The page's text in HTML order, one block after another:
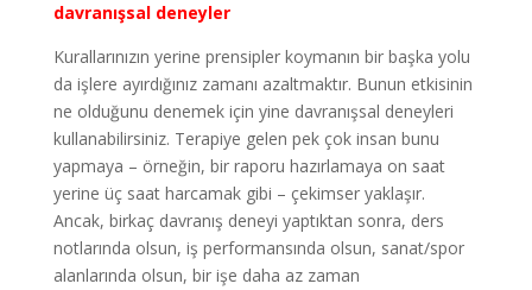
davranışsal deneyler
Kurallarınızın yerine prensipler koymanın bir başka yolu
da işlere ayırdığınız zamanı azaltmaktır. Bunun etkisinin
ne olduğunu denemek için yine davranışsal deneyleri
kullanabilirsiniz. Terapiye gelen pek çok insan bunu
yapmaya – örneğin, bir raporu hazırlamaya on saat
yerine üç saat harcamak gibi – çekimser yaklaşır.
Ancak, birkaç davranış deneyi yaptıktan sonra, ders
notlarında olsun, iş performansında olsun, sanat/spor
alanlarında olsun, bir işe daha az zaman